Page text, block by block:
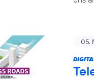
05.